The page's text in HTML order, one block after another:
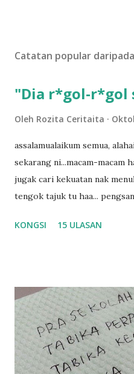
Catatan popular
"Dia r*gol-r*gol
Oleh Rozita Ceritaita
assalamualaikum semua,
sekarang ni...macam-macam
jugak cari kekuatan nak
tengok tajuk tu haa...
tau? yang sebut tu anak
balik keja aku ajak la shah
sikit...dalam perjalanan dari
kami memang akan pimpin
dalam... dan kebiasanya bagi
bahagi lah siapa nak pimpin
KONGSI 15 ULASAN